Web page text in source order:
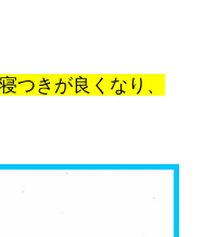
つきが良くなり、